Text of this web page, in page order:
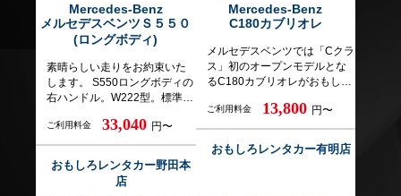
喝や過剰な要求を強要なさる
方がおられますが、そのよう
に物事を解決しようとする方
す。通常のレンタカーとは全
く違うことをご理解の上、予
約をお願いいたします。 【運
転者追加料金お一人あたり／
￥2,200】 ━ ━ ━ ━ ━ ━ ━
━ ━ ━ ━ ━ ━ ━ ━ ━ ━ ━
━ ━ ETC機器標準装備(オプシ
ョン選択不要) ETCデバイスは
まで 以降1日あたり600kmま
で ※超過分は60円/km加算と
なります。
較して高額です。よく貸出規
約をお読みいただき、熟考の
ます。 破損、事故等により突
然貸出できなくなる可能性が
ございます。（遠方から来た
い、ホテル代を負担してほし
い等々）を請求なさる方がお
られますが、一切応じられま
Mercedes-Benz
メルセデスベンツＳ５５０
(ロングボディ)
素晴らしい走りをお約束いた
します。 S550ロングボディの
右ハンドル。W222型。標準ボ
部分）されたS550後席のゆと
りが違います。いわゆるショ
ーファードリブンカーの極み
ですね。オーディオはオプシ
ョン装着すると100万円近い独
ご利用料金 33,040 円〜
おもしろレンタカー野田本
店
Mercedes-Benz
C180カブリオレ
メルセデスベンツでは「Cクラ
ス」初のオープンモデルとな
るC180カブリオレがおもしろ
Cクラスが採用している軽量ア
ルミ材と高強度スチール材を
組み合わせ、軽量化と高剛性
を両立した「アルミニウムハ
ご利用料金 13,800 円〜
おもしろレンタカー有明店